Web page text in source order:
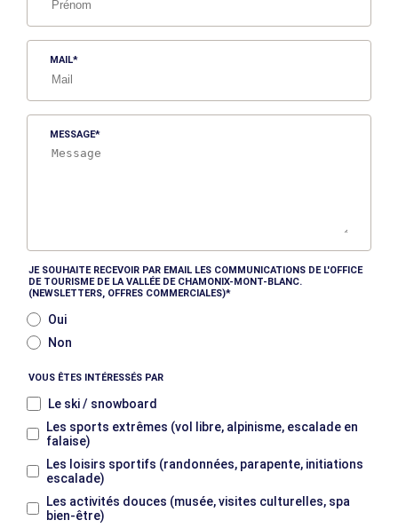
MAIL
MESSAGE
JE SOUHAITE RECEVOIR PAR EMAIL LES COMMUNICATIONS DE L'OFFICE
DE TOURISME DE LA VALLÉE DE CHAMONIX-MONT-BLANC.
(NEWSLETTERS, OFFRES COMMERCIALES)
Oui
Non
VOUS ÊTES INTÉRESSÉS PAR
Le ski / snowboard
Les sports extrêmes (vol libre, alpinisme, escalade en
falaise)
Les loisirs sportifs (randonnées, parapente, initiations
escalade)
Les activités douces (musée, visites culturelles, spa
bien-être)